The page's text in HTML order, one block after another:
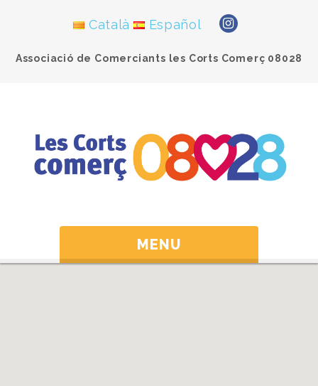
Català Español
Associació de Comerciants les Corts Comerç 08028
MENU